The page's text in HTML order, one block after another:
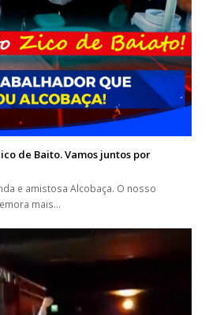
de Baito. Vamos juntos por
e amistosa Alcobaça. O nosso
mais…